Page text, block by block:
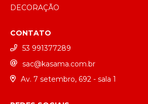
DECORAÇÃO
CONTATO
53 991377289
sac@kasama.com.br
Av. 7 setembro, 692 - sala 1